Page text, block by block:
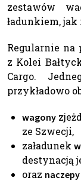
zestawów
ładunkiem, jak
Regularnie na
z Kolei
Cargo.
przykładowo
wagony
ze Szwecji,
załadunek
destynacją
oraz